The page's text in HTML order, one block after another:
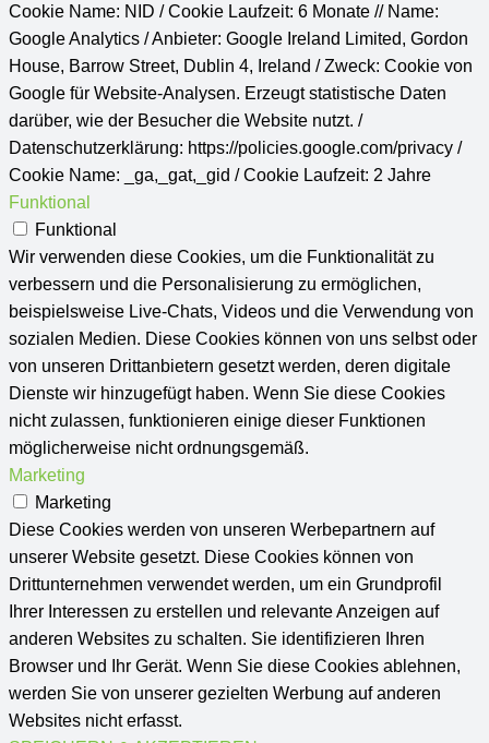
Cookie Name: NID / Cookie Laufzeit: 6 Monate // Name:
Google Analytics / Anbieter: Google Ireland Limited, Gordon
House, Barrow Street, Dublin 4, Ireland / Zweck: Cookie von
Google für Website-Analysen. Erzeugt statistische Daten
darüber, wie der Besucher die Website nutzt. /
Datenschutzerklärung: https://policies.google.com/privacy /
Cookie Name: _ga,_gat,_gid / Cookie Laufzeit: 2 Jahre
Funktional
Funktional
Wir verwenden diese Cookies, um die Funktionalität zu
verbessern und die Personalisierung zu ermöglichen,
beispielsweise Live-Chats, Videos und die Verwendung von
sozialen Medien. Diese Cookies können von uns selbst oder
von unseren Drittanbietern gesetzt werden, deren digitale
Dienste wir hinzugefügt haben. Wenn Sie diese Cookies
nicht zulassen, funktionieren einige dieser Funktionen
möglicherweise nicht ordnungsgemäß.
Marketing
Marketing
Diese Cookies werden von unseren Werbepartnern auf
unserer Website gesetzt. Diese Cookies können von
Drittunternehmen verwendet werden, um ein Grundprofil
Ihrer Interessen zu erstellen und relevante Anzeigen auf
anderen Websites zu schalten. Sie identifizieren Ihren
Browser und Ihr Gerät. Wenn Sie diese Cookies ablehnen,
werden Sie von unserer gezielten Werbung auf anderen
Websites nicht erfasst.